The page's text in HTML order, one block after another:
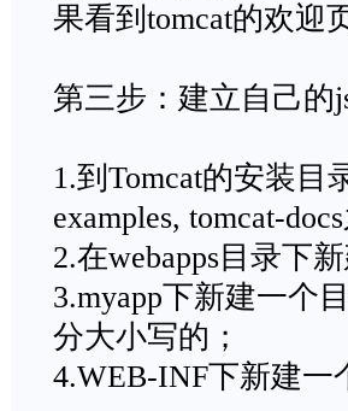
果看到tomcat的欢迎
第三步：建立自己的
1.到Tomcat的安装目
examples, tomcat-
2.在webapps目录下
3.myapp下新建一个
分大小写的；
4.WEB-INF下新建一